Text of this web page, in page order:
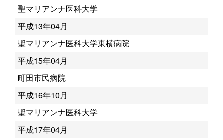
聖マリアンナ医科大学
平成13年04月
聖マリアンナ医科大学東横病院
平成15年04月
町田市民病院
平成16年10月
聖マリアンナ医科大学
平成17年04月